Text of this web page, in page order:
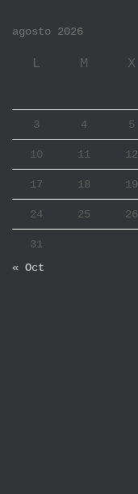
agosto 2026
L M X
3 4 5
10 11 12
17 18 19
24 25 26
31
« Oct